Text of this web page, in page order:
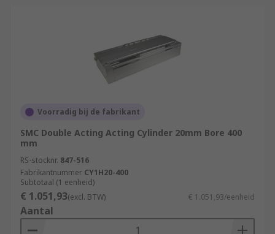
Voorradig bij de fabrikant
SMC Double Acting Acting Cylinder 20mm Bore 400
mm
RS-stocknr. 847-516
Fabrikantnummer CY1H20-400
Subtotaal (1 eenheid)
€ 1.051,93(excl. BTW) € 1.051,93/eenheid
Aantal